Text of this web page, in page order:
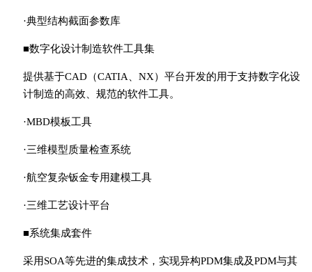
·典型结构截面参数库
■数字化设计制造软件工具集
提供基于CAD（CATIA、NX）平台开发的用于支持数字化设
计制造的高效、规范的软件工具。
·MBD模板工具
·三维模型质量检查系统
·航空复杂钣金专用建模工具
·三维工艺设计平台
■系统集成套件
采用SOA等先进的集成技术，实现异构PDM集成及PDM与其